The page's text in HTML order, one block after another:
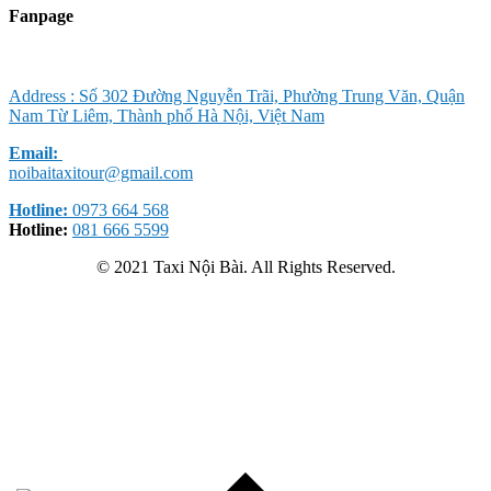
Fanpage
Address : Số 302 Đường Nguyễn Trãi, Phường Trung Văn, Quận
Nam Từ Liêm, Thành phố Hà Nội, Việt Nam
Email:
noibaitaxitour@gmail.com
Hotline: 0973 664 568
Hotline: 081 666 5599
© 2021 Taxi Nội Bài. All Rights Reserved.